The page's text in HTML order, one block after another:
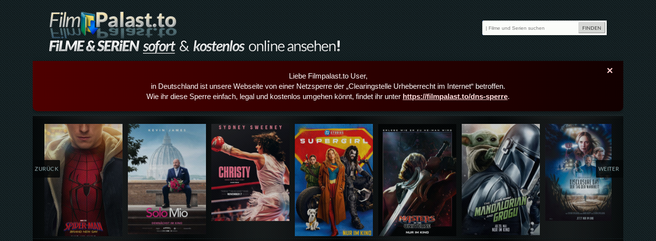
×
Liebe Filmpalast.to User,
in Deutschland ist unsere Webseite von einer Netzsperre der „Clearingstelle Urheberrecht im Internet“ betroffen.
Wie ihr diese Sperre einfach, legal und kostenlos umgehen könnt, findet ihr unter https://filmpalast.to/dns-sperre.
Details,Play Details,Play Details,Play Details,Play Details,Play Details,Play Details,Play
ZURÜCK WEITER